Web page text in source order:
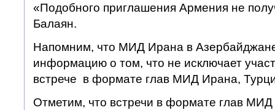
«Подобного приглашения Армения не
Балаян.
Напомним, что МИД Ирана в
информацию о том, что не исключает
встрече в формате глав МИД Ирана,
Отметим, что встречи в формате глав